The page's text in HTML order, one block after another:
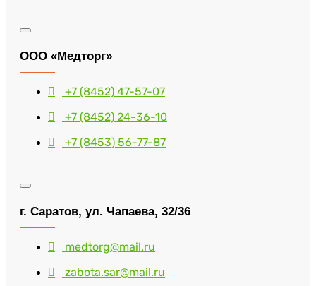
ООО «Медторг»
+7 (8452) 47-57-07
+7 (8452) 24-36-10
+7 (8453) 56-77-87
г. Саратов, ул. Чапаева, 32/36
medtorg@mail.ru
zabota.sar@mail.ru